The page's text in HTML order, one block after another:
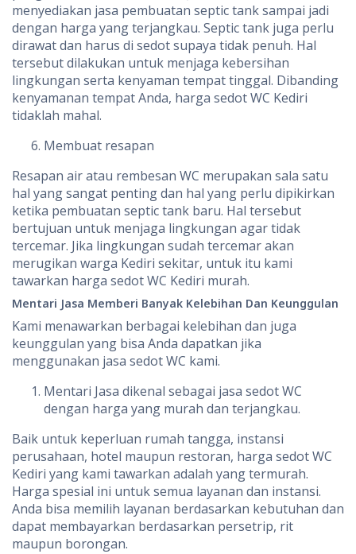
menyediakan jasa pembuatan septic tank sampai jadi
dengan harga yang terjangkau. Septic tank juga perlu
dirawat dan harus di sedot supaya tidak penuh. Hal
tersebut dilakukan untuk menjaga kebersihan
lingkungan serta kenyaman tempat tinggal. Dibanding
kenyamanan tempat Anda, harga sedot WC Kediri
tidaklah mahal.
Membuat resapan
Resapan air atau rembesan WC merupakan sala satu
hal yang sangat penting dan hal yang perlu dipikirkan
ketika pembuatan septic tank baru. Hal tersebut
bertujuan untuk menjaga lingkungan agar tidak
tercemar. Jika lingkungan sudah tercemar akan
merugikan warga Kediri sekitar, untuk itu kami
tawarkan harga sedot WC Kediri murah.
Mentari Jasa Memberi Banyak Kelebihan Dan Keunggulan
Kami menawarkan berbagai kelebihan dan juga
keunggulan yang bisa Anda dapatkan jika
menggunakan jasa sedot WC kami.
Mentari Jasa dikenal sebagai jasa sedot WC
dengan harga yang murah dan terjangkau.
Baik untuk keperluan rumah tangga, instansi
perusahaan, hotel maupun restoran, harga sedot WC
Kediri yang kami tawarkan adalah yang termurah.
Harga spesial ini untuk semua layanan dan instansi.
Anda bisa memilih layanan berdasarkan kebutuhan dan
dapat membayarkan berdasarkan persetrip, rit
maupun borongan.